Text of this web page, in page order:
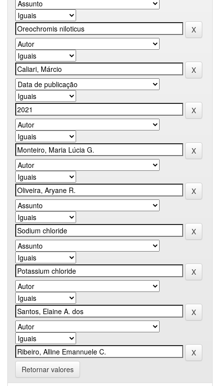
Retornar valores